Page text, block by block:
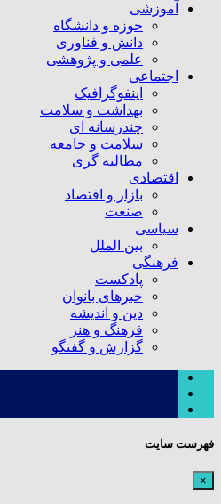
آموزشی
حوزه و دانشگاه
دانش و فناوری
علمی و پژوهشی
اجتماعی
اینفوگرافیک
بهداشت و سلامت
چندرسانه ای
سلامت و جامعه
مطالبه گری
اقتصادی
بازار و اقتصاد
صنعت
سیاسی
بین الملل
فرهنگی
پادکست
خبرهای بانوان
دین و اندیشه
فرهنگ و هنر
گزارش و گفتگو
فهرست سایت
×